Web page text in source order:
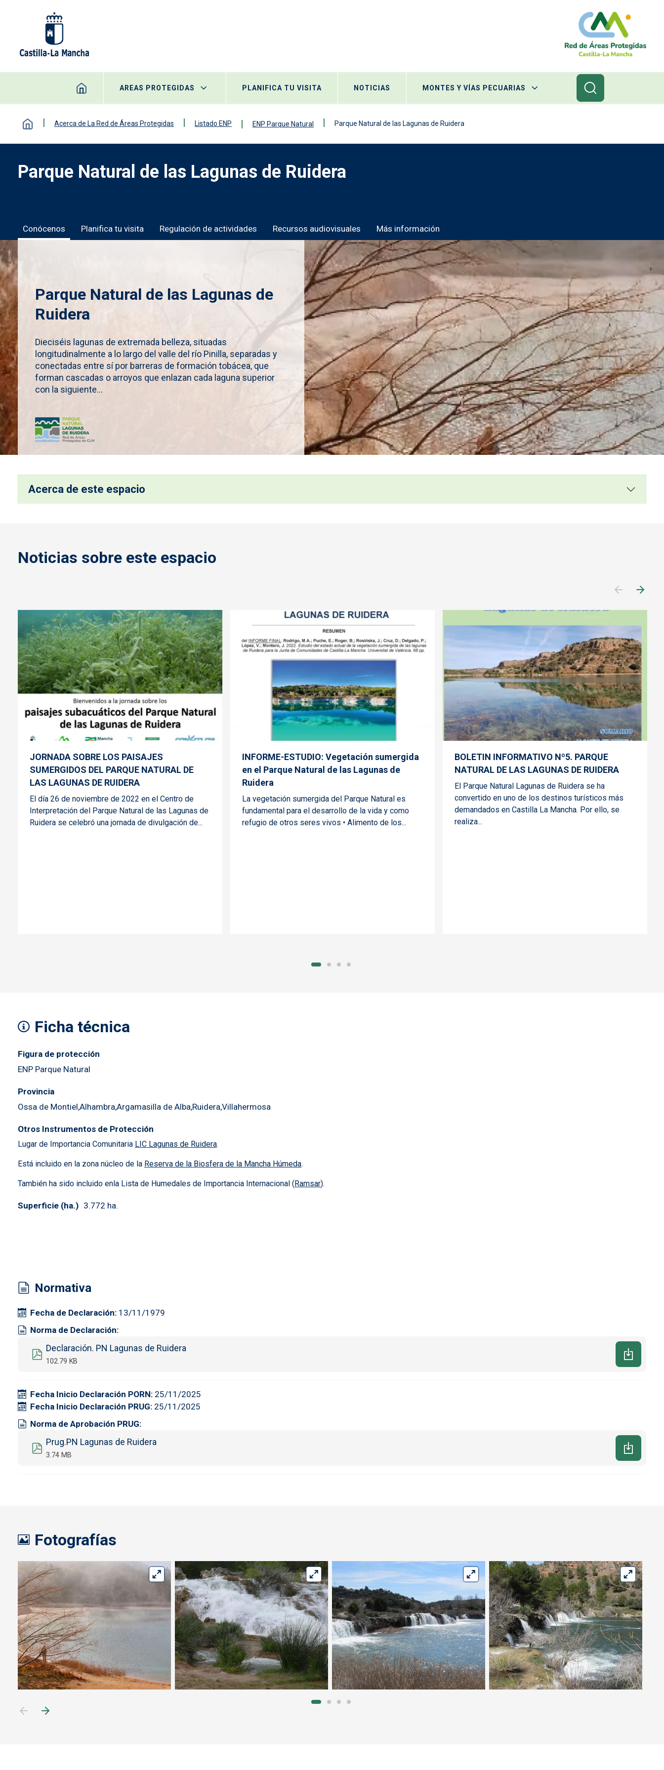
AREAS PROTEGIDAS PLANIFICA TU VISITA NOTICIAS MONTES Y VÍAS PECUARIAS
Acerca de La Red de Áreas Protegidas Listado ENP ENP Parque Natural Parque Natural de las Lagunas de Ruidera
Parque Natural de las Lagunas de Ruidera
Conócenos Planifica tu visita Regulación de actividades Recursos audiovisuales Más información
Parque Natural de las Lagunas de
Ruidera
Dieciséis lagunas de extremada belleza, situadas
longitudinalmente a lo largo del valle del río Pinilla, separadas y
conectadas entre sí por barreras de formación tobácea, que
forman cascadas o arroyos que enlazan cada laguna superior
con la siguiente...
Acerca de este espacio
Noticias sobre este espacio
JORNADA SOBRE LOS PAISAJES
SUMERGIDOS DEL PARQUE NATURAL DE
LAS LAGUNAS DE RUIDERA
El día 26 de noviembre de 2022 en el Centro de
Interpretación del Parque Natural de las Lagunas de
Ruidera se celebró una jornada de divulgación de...
INFORME-ESTUDIO: Vegetación sumergida
en el Parque Natural de las Lagunas de
Ruidera
La vegetación sumergida del Parque Natural es
fundamental para el desarrollo de la vida y como
refugio de otros seres vivos • Alimento de los...
BOLETIN INFORMATIVO Nº5. PARQUE
NATURAL DE LAS LAGUNAS DE RUIDERA
El Parque Natural Lagunas de Ruidera se ha
convertido en uno de los destinos turísticos más
demandados en Castilla La Mancha. Por ello, se
realiza...
Ficha técnica
Figura de protección
ENP Parque Natural
Provincia
Ossa de Montiel AlhambraArgamasilla de Alba RuideraVillahermosa
Otros Instrumentos de Protección
Lugar de Importancia Comunitaria LIC Lagunas de Ruidera.
Está incluido en la zona núcleo de la Reserva de la Biosfera de la Mancha Húmeda.
También ha sido incluido enla Lista de Humedales de Importancia Internacional (Ramsar).
Superficie (ha.) 3.772 ha.
Normativa
Fecha de Declaración 13/11/1979
Norma de Declaración
Documento
Declaración. PN Lagunas de Ruidera
102.79 KB
Fecha Inicio Declaración PORN 25/11/2025
Fecha Inicio Declaración PRUG 25/11/2025
Norma de Aprobación PRUG
Prug.PN Lagunas de Ruidera
3.74 MB
Fotografías